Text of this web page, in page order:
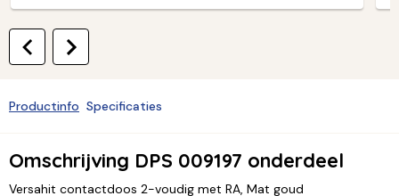
Productinfo Specificaties
Omschrijving DPS 009197 onderdeel
Versahit contactdoos 2-voudig met RA, Mat goud